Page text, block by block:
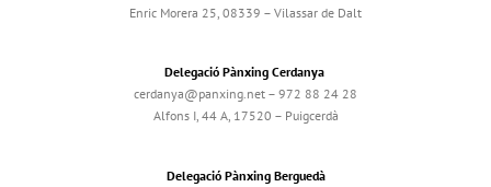
Enric Morera 25, 08339 – Vilassar de Dalt
Delegació Pànxing Cerdanya
cerdanya@panxing.net – 972 88 24 28
Alfons I, 44 A, 17520 – Puigcerdà
Delegació Pànxing Berguedà